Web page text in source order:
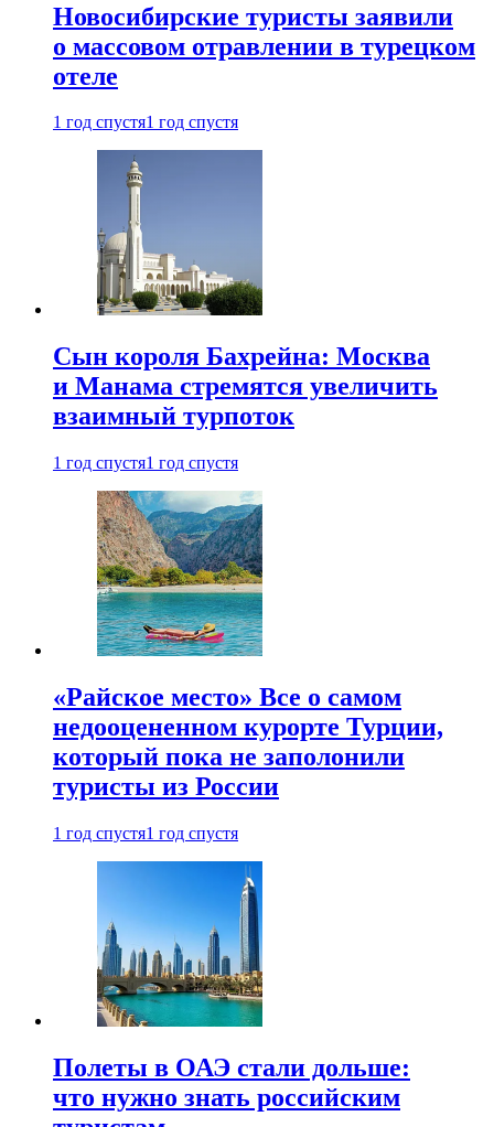
Новосибирские туристы заявили
о массовом отравлении в турецком
отеле
1 год спустя1 год спустя
Сын короля Бахрейна: Москва
и Манама стремятся увеличить
взаимный турпоток
1 год спустя1 год спустя
«Райское место» Все о самом
недооцененном курорте Турции,
который пока не заполонили
туристы из России
1 год спустя1 год спустя
Полеты в ОАЭ стали дольше:
что нужно знать российским